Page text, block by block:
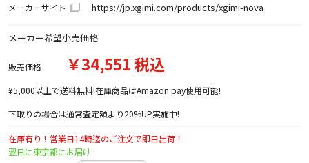
メーカーサイト https://jp.xgimi.com/products/xgimi-nova
メーカー希望小売価格
販売価格 ￥34,551 税込
¥5,000以上で送料無料!在庫商品はAmazon pay使用可能!
下取りの場合は通常査定額より20%UP実施中!
在庫有り！営業日14時迄のご注文で即日出荷！
翌日に東京都にお届け